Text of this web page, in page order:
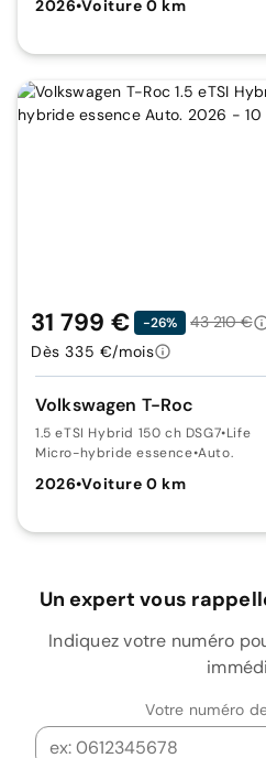
2026•Voiture 0 km
Volkswagen T-Roc
1.5 eTSI Hybrid 150 ch DSG7•Life
Micro-hybride essence•Auto.
2026•Voiture 0 km
31 799 € -26%
43 210 €
Dès 335 €/mois
Un expert vous
Indiquez votre numéro
Votre numéro